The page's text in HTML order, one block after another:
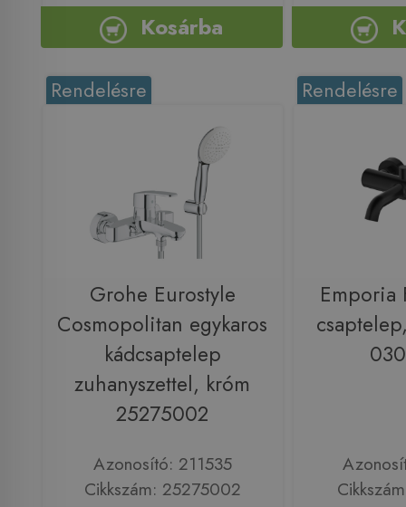
Kosárba
Rendelésre
Grohe Eurostyle
Cosmopolitan egykaros
kádcsaptelep
zuhanyszettel, króm
25275002
Azonosító: 211535
Cikkszám: 25275002
Rendelésre
Emporia